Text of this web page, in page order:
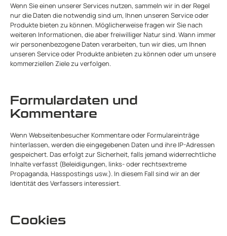
Wenn Sie einen unserer Services nutzen, sammeln wir in der Regel
nur die Daten die notwendig sind um, Ihnen unseren Service oder
Produkte bieten zu können. Möglicherweise fragen wir Sie nach
weiteren Informationen, die aber freiwilliger Natur sind. Wann immer
wir personenbezogene Daten verarbeiten, tun wir dies, um Ihnen
unseren Service oder Produkte anbieten zu können oder um unsere
kommerziellen Ziele zu verfolgen.
Formulardaten und
Kommentare
Wenn Webseitenbesucher Kommentare oder Formulareinträge
hinterlassen, werden die eingegebenen Daten und ihre IP-Adressen
gespeichert. Das erfolgt zur Sicherheit, falls jemand widerrechtliche
Inhalte verfasst (Beleidigungen, links- oder rechtsextreme
Propaganda, Hasspostings usw.). In diesem Fall sind wir an der
Identität des Verfassers interessiert.
Cookies